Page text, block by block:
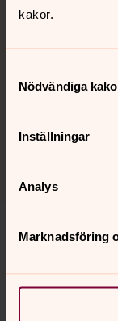
kakor.
Nödvändiga
Inställningar
Analys
Marknadsföring
Nyårsbön
Synpunkter
innehåll?
stora-